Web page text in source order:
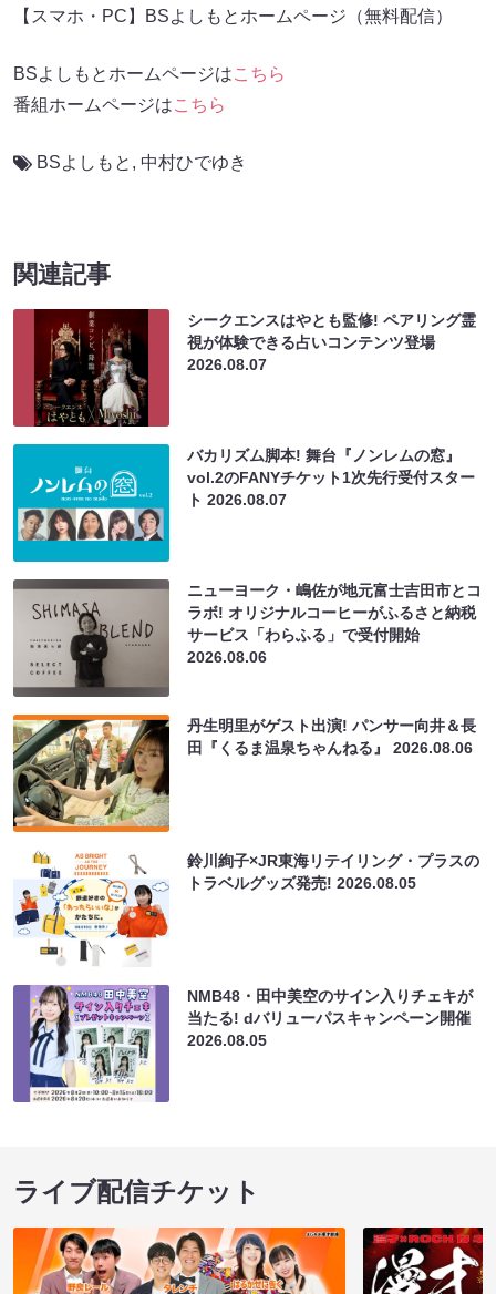
【スマホ・PC】BSよしもとホームページ（無料配信）
BSよしもとホームページはこちら
番組ホームページはこちら
BSよしもと , 中村ひでゆき
関連記事
シークエンスはやとも監修! ペアリング霊
視が体験できる占いコンテンツ登場
2026.08.07
バカリズム脚本! 舞台『ノンレムの窓』
vol.2のFANYチケット1次先行受付スター
ト2026.08.07
ニューヨーク・嶋佐が地元富士吉田市とコ
ラボ! オリジナルコーヒーがふるさと納税
サービス「わらふる」で受付開始
2026.08.06
丹生明里がゲスト出演! パンサー向井＆長
田『くるま温泉ちゃんねる』2026.08.06
鈴川絢子×JR東海リテイリング・プラスの
トラベルグッズ発売!2026.08.05
NMB48・田中美空のサイン入りチェキが
当たる! dバリューパスキャンペーン開催
2026.08.05
ライブ配信チケット